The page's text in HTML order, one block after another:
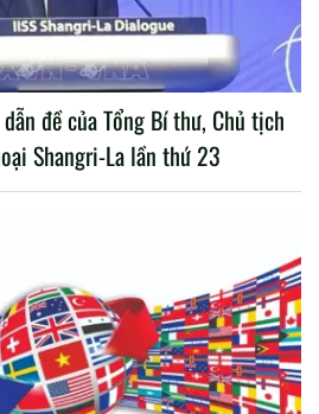
đề của Tổng Bí thư, Chủ tịch
Shangri-La lần thứ 23